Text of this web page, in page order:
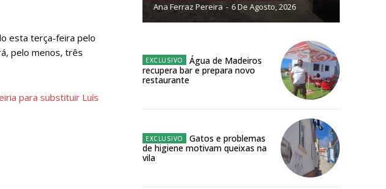
Acesso ao conteúdo online
Acesso aos conteúdos Exclusivos para
esta terça-feira pelo
pelo menos, três
para substituir Luís
Ana Ferraz Pereira - 6 De Agosto, 2026
Água de Madeiros
recupera bar e prepara novo
restaurante
Gatos e problemas
de higiene motivam queixas na
vila